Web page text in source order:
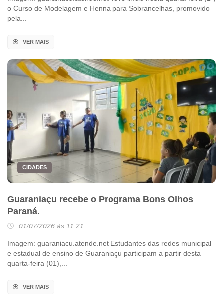
o Curso de Modelagem e Henna para Sobrancelhas, promovido
pela...
VER MAIS
CIDADES
Guaraniaçu recebe o Programa Bons Olhos
Paraná.
01/07/2026 às 11:21
Imagem: guaraniacu.atende.net Estudantes das redes municipal
e estadual de ensino de Guaraniaçu participam a partir desta
quarta-feira (01),...
VER MAIS